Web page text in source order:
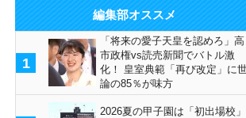
編集部オススメ
1
「将来の愛子天皇を認めろ」高
市政権vs読売新聞でバトル激
化！ 皇室典範「再び改定」に
論の85％が味方
2026夏の甲子園は「初出場校」